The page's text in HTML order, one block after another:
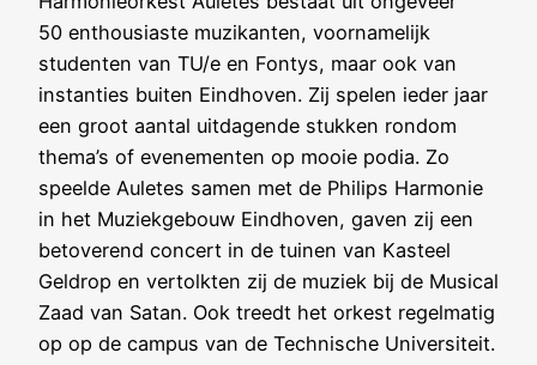
50 enthousiaste muzikanten, voornamelijk
studenten van TU/e en Fontys, maar ook van
instanties buiten Eindhoven. Zij spelen ieder jaar
een groot aantal uitdagende stukken rondom
thema’s of evenementen op mooie podia. Zo
speelde Auletes samen met de Philips Harmonie
in het Muziekgebouw Eindhoven, gaven zij een
betoverend concert in de tuinen van Kasteel
Geldrop en vertolkten zij de muziek bij de Musical
Zaad van Satan. Ook treedt het orkest regelmatig
op op de campus van de Technische Universiteit.